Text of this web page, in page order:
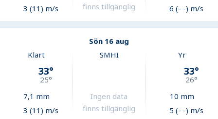
3 (11) m/s
finns tillgänglig
6 (- -) m/s
Sön 16 aug
Klart
33°
25°
7,1 mm
3 (11) m/s
SMHI
Ingen data
finns tillgänglig
Yr
33°
26°
10 mm
5 (- -) m/s